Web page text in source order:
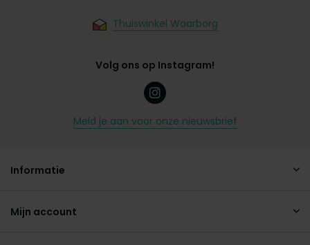
Thuiswinkel Waarborg
Volg ons op Instagram!
Meld je aan voor onze nieuwsbrief
Informatie
Mijn account